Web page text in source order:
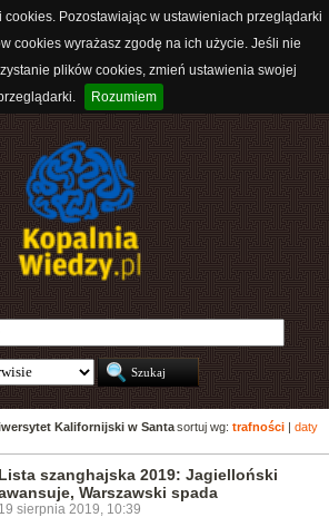
cookies. Pozostawiając w ustawieniach przeglądarki
cookies wyrażasz zgodę na ich użycie. Jeśli nie
plików cookies, zmień ustawienia swojej
Rozumiem
sortuj wg: trafności daty
Kalifornijski w Santa
Lista szanghajska 2019: Jagielloński
Warszawski spada
19 sierpnia 2019, 10:39